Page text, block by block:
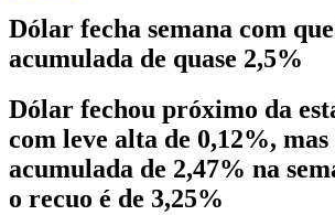
Dólar fecha semana com
acumulada de quase 2,5%
Dólar fechou próximo da
com leve alta de 0,12%,
acumulada de 2,47% na
o recuo é de 3,25%